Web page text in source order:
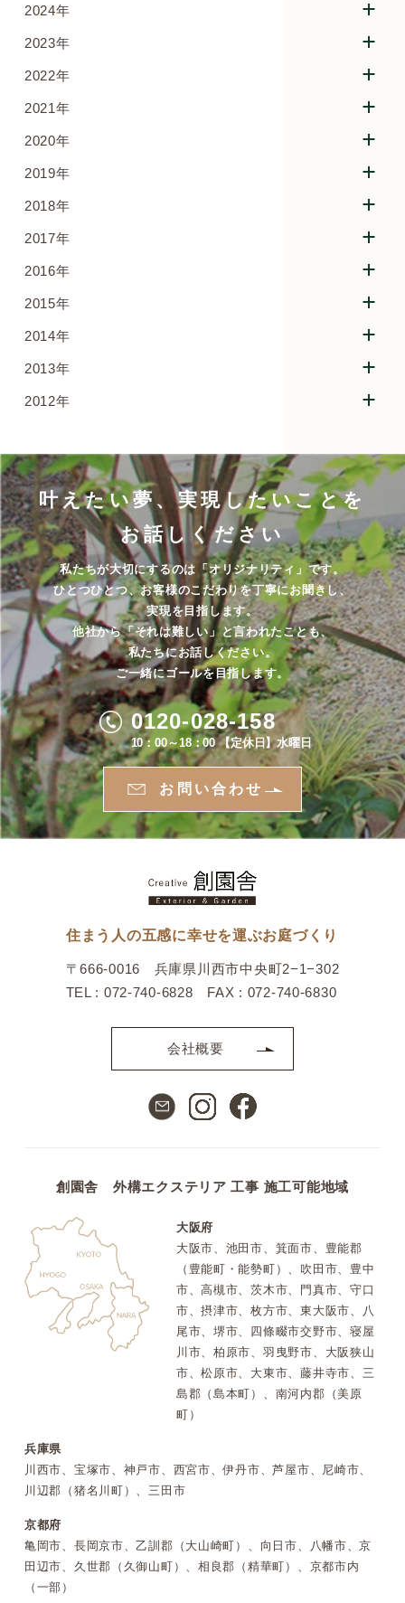
2024年
2023年
2022年
2021年
2020年
2019年
2018年
2017年
2016年
2015年
2014年
2013年
2012年
叶えたい夢、実現したいことを
お話しください
私たちが大切にするのは「オリジナリティ」です。
ひとつひとつ、お客様のこだわりを丁寧にお聞きし、
実現を目指します。
他社から「それは難しい」と言われたことも、
私たちにお話しください。
ご一緒にゴールを目指します。
0120-028-158
10：00～18：00 【定休日】水曜日
お問い合わせ
住まう人の五感に幸せを運ぶお庭づくり
〒666-0016 兵庫県川西市中央町2−1−302
TEL : 072-740-6828 FAX : 072-740-6830
会社概要
創園舎 外構エクステリア 工事 施工可能地域
大阪府
大阪市、池田市、箕面市、豊能郡
（豊能町・能勢町）、吹田市、豊中
市、高槻市、茨木市、門真市、守口
市、摂津市、枚方市、東大阪市、八
尾市、堺市、四條畷市交野市、寝屋
川市、柏原市、羽曳野市、大阪狭山
市、松原市、大東市、藤井寺市、三
島郡（島本町）、南河内郡（美原
町）
兵庫県
川西市、宝塚市、神戸市、西宮市、伊丹市、芦屋市、尼崎市、
川辺郡（猪名川町）、三田市
京都府
亀岡市、長岡京市、乙訓郡（大山崎町）、向日市、八幡市、京
田辺市、久世郡（久御山町）、相良郡（精華町）、京都市内
（一部）